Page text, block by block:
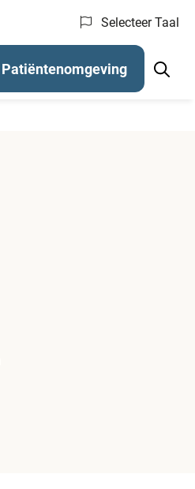
Selecteer Taal
Patiëntenomgeving